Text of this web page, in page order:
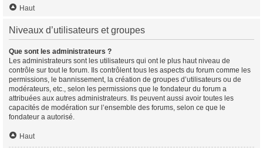
Haut
Niveaux d’utilisateurs et groupes
Que sont les administrateurs ?
Les administrateurs sont les utilisateurs qui ont le plus haut niveau de
contrôle sur tout le forum. Ils contrôlent tous les aspects du forum comme les
permissions, le bannissement, la création de groupes d’utilisateurs ou de
modérateurs, etc., selon les permissions que le fondateur du forum a
attribuées aux autres administrateurs. Ils peuvent aussi avoir toutes les
capacités de modération sur l’ensemble des forums, selon ce que le
fondateur a autorisé.
Haut